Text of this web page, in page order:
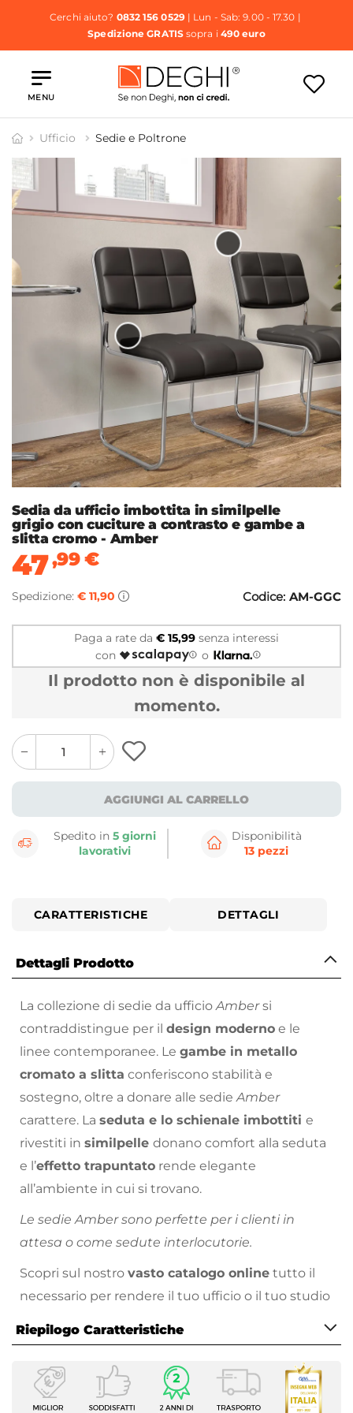
Cerchi aiuto? 0832 156 0529| Lun - Sab: 9.00 - 17.30 |
Spedizione GRATISsopra i 490 euro
MENU
Ufficio Sedie e Poltrone
Sedia da ufficio imbottita in similpelle
grigio con cuciture a contrasto e gambe a
slitta cromo - Amber
47,99€
Spedizione: € 11,90 Codice: AM-GGC
Paga a rate da € 15,99 senza interessi
con
o
Il prodotto non è disponibile al
momento.
quantity
button
quantity
minus
button
AGGIUNGI AL CARRELLO
Spedito in5 giorni
lavorativi
Disponibilità
13 pezzi
CARATTERISTICHE DETTAGLI
Dettagli Prodotto
La collezione di sedie da ufficioAmbersi
contraddistingue per il design moderno e le
linee contemporanee. Le gambe in metallo
cromato a slitta conferiscono stabilità e
sostegno, oltre a donare alle sedieAmber
carattere. La seduta e lo schienale imbottiti e
rivestiti in similpelle donano comfort alla seduta
e l’effetto trapuntato rende elegante
all’ambiente in cui si trovano.
Le sedie Amber sono perfette per i clienti in
attesa o come sedute interlocutorie.
Scopri sul nostro vasto catalogo online tutto il
necessario per rendere il tuo ufficio o il tuo studio
Riepilogo Caratteristiche
Caratteristiche
Tipologia